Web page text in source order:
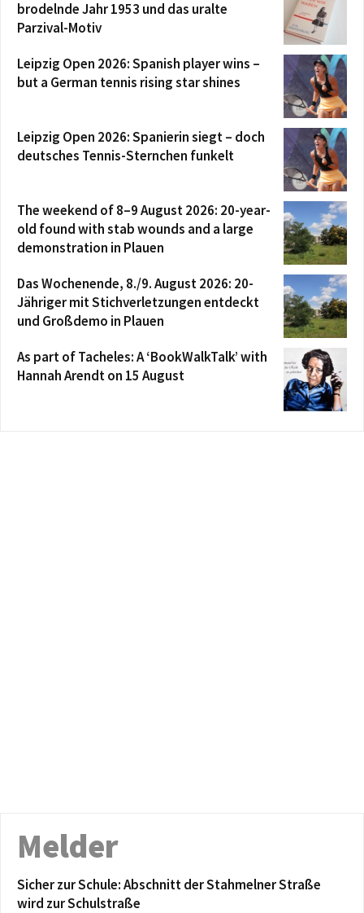
brodelnde Jahr 1953 und das uralte
Parzival-Motiv
Leipzig Open 2026: Spanish player wins –
but a German tennis rising star shines
Leipzig Open 2026: Spanierin siegt – doch
deutsches Tennis-Sternchen funkelt
The weekend of 8–9 August 2026: 20-year-
old found with stab wounds and a large
demonstration in Plauen
Das Wochenende, 8./9. August 2026: 20-
Jähriger mit Stichverletzungen entdeckt
und Großdemo in Plauen
As part of Tacheles: A ‘BookWalkTalk’ with
Hannah Arendt on 15 August
Melder
Sicher zur Schule: Abschnitt der Stahmelner Straße
wird zur Schulstraße